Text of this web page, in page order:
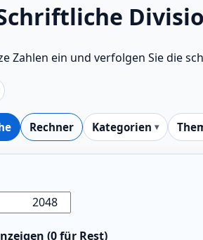
Rechner Kategorien
Zahlen ein und verfolgen Sie die
(0 für Rest)